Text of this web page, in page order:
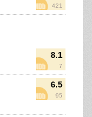
421
8.1
7
6.5
95